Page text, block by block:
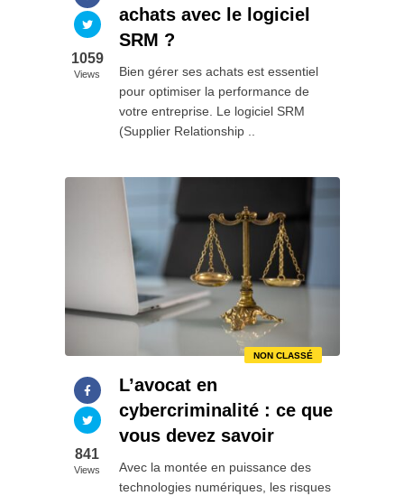
1059
Views
achats avec le logiciel
SRM ?
Bien gérer ses achats est essentiel
pour optimiser la performance de
votre entreprise. Le logiciel SRM
(Supplier Relationship ..
NON CLASSÉ
841
Views
L’avocat en
cybercriminalité : ce que
vous devez savoir
Avec la montée en puissance des
technologies numériques, les risques